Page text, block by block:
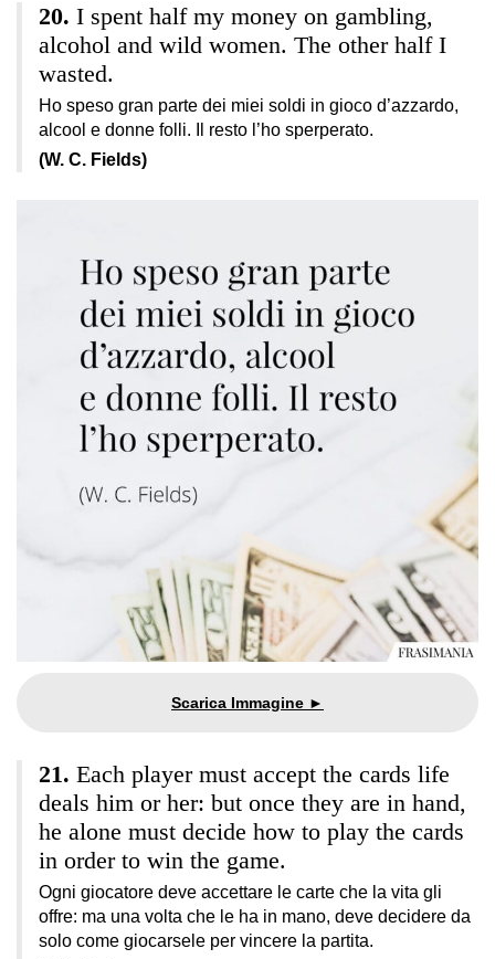
I spent half my money on gambling,
alcohol and wild women. The other half I
wasted.
Ho speso gran parte dei miei soldi in gioco d’azzardo,
alcool e donne folli. Il resto l’ho sperperato.
(W. C. Fields)
Each player must accept the cards life
deals him or her: but once they are in hand,
he alone must decide how to play the cards
in order to win the game.
Ogni giocatore deve accettare le carte che la vita gli
offre: ma una volta che le ha in mano, deve decidere da
solo come giocarsele per vincere la partita.